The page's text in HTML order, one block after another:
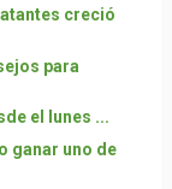
creció
para
el lunes ...
ganar uno de